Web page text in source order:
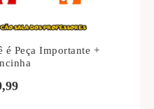
é Peça Importante +